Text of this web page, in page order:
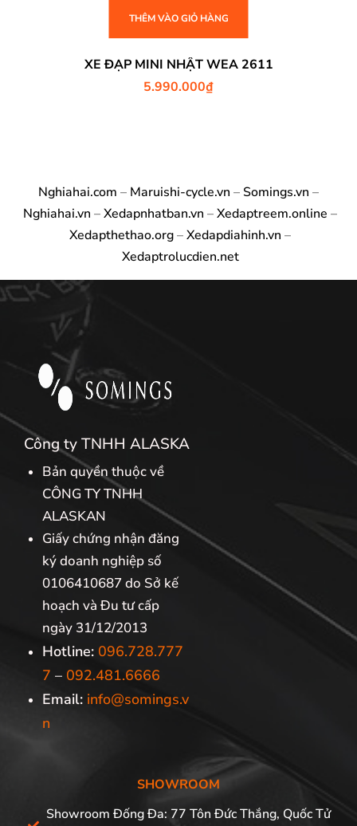
THÊM VÀO GIỎ HÀNG
XE ĐẠP MINI NHẬT WEA 2611
5.990.000₫
Nghiahai.com – Maruishi-cycle.vn – Somings.vn –
Nghiahai.vn –Xedapnhatban.vn –Xedaptreem.online –
Xedapthethao.org–Xedapdiahinh.vn –
Xedaptrolucdien.net
Công ty TNHH ALASKA
Bản quyền thuộc về
CÔNG TY TNHH
ALASKAN
Giấy chứng nhận đăng
ký doanh nghiệp số
0106410687 do Sở kế
hoạch và Đu tư cấp
ngày 31/12/2013
Hotline: 096.728.777
7 – 092.481.6666
Email: info@somings.v
n
SHOWROOM
Showroom Đống Đa: 77 Tôn Đức Thắng, Quốc Tử